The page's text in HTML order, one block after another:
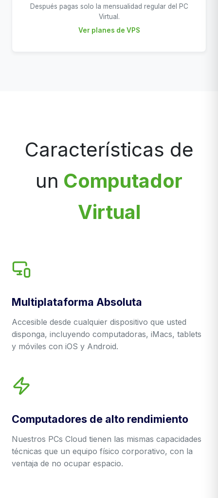
Después pagas solo la mensualidad regular del PC
Virtual.
Ver planes de VPS
Características de
un Computador
Virtual
Multiplataforma Absoluta
Accesible desde cualquier dispositivo que usted
disponga, incluyendo computadoras, iMacs, tablets
y móviles con iOS y Android.
Computadores de alto rendimiento
Nuestros PCs Cloud tienen las mismas capacidades
técnicas que un equipo físico corporativo, con la
ventaja de no ocupar espacio.